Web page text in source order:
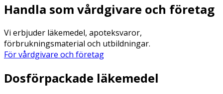
Handla som vårdgivare och företag
Vi erbjuder läkemedel, apoteksvaror,
förbrukningsmaterial och utbildningar.
För vårdgivare och företag
Dosförpackade läkemedel